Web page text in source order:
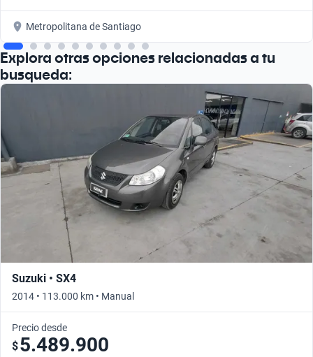
Metropolitana de Santiago
Explora otras opciones relacionadas a tu
busqueda:
Suzuki • SX4
2014 • 113.000 km • Manual
Precio desde
$5.489.900